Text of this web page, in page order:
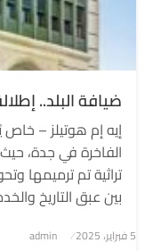
ضيافة البلد..
إيه إم هوتيلز – خاص
الفاخرة في جدة،
تراثية تم ترميمها
بين عبق التاريخ
نُشر
5 فبراير، 2025 admin